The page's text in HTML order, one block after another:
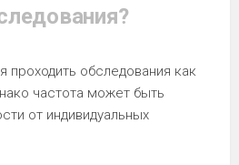
проходить обследования как
частота может быть
от индивидуальных